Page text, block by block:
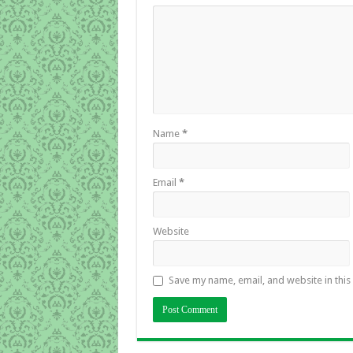
Name *
Email *
Website
Save my name, email, and website in